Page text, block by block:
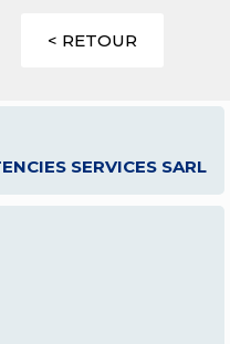
< RETOUR
SERVICES SARL